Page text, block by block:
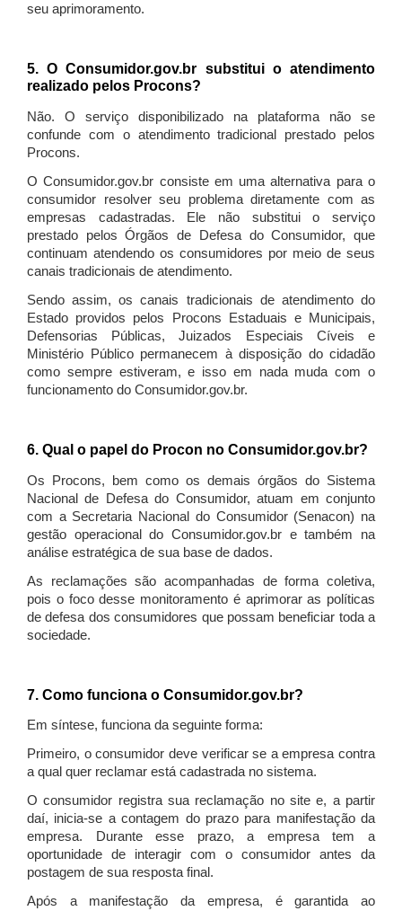
seu aprimoramento.
5. O Consumidor.gov.br substitui o atendimento
realizado pelos Procons?
Não. O serviço disponibilizado na plataforma não se
confunde com o atendimento tradicional prestado pelos
Procons.
O Consumidor.gov.br consiste em uma alternativa para o
consumidor resolver seu problema diretamente com as
empresas cadastradas. Ele não substitui o serviço
prestado pelos Órgãos de Defesa do Consumidor, que
continuam atendendo os consumidores por meio de seus
canais tradicionais de atendimento.
Sendo assim, os canais tradicionais de atendimento do
Estado providos pelos Procons Estaduais e Municipais,
Defensorias Públicas, Juizados Especiais Cíveis e
Ministério Público permanecem à disposição do cidadão
como sempre estiveram, e isso em nada muda com o
funcionamento do Consumidor.gov.br.
6. Qual o papel do Procon no Consumidor.gov.br?
Os Procons, bem como os demais órgãos do Sistema
Nacional de Defesa do Consumidor, atuam em conjunto
com a Secretaria Nacional do Consumidor (Senacon) na
gestão operacional do Consumidor.gov.br e também na
análise estratégica de sua base de dados.
As reclamações são acompanhadas de forma coletiva,
pois o foco desse monitoramento é aprimorar as políticas
de defesa dos consumidores que possam beneficiar toda a
sociedade.
7. Como funciona o Consumidor.gov.br?
Em síntese, funciona da seguinte forma:
Primeiro, o consumidor deve verificar se a empresa contra
a qual quer reclamar está cadastrada no sistema.
O consumidor registra sua reclamação no site e, a partir
daí, inicia-se a contagem do prazo para manifestação da
empresa. Durante esse prazo, a empresa tem a
oportunidade de interagir com o consumidor antes da
postagem de sua resposta final.
Após a manifestação da empresa, é garantida ao